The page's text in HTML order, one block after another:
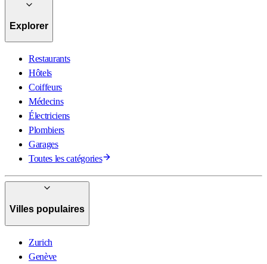
Explorer
Restaurants
Hôtels
Coiffeurs
Médecins
Électriciens
Plombiers
Garages
Toutes les catégories
Villes populaires
Zurich
Genève